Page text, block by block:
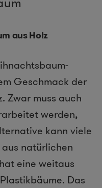
aus Holz
Geschmack der
Zwar muss auch
werden,
kann viele
natürlichen
eine weitaus
Das